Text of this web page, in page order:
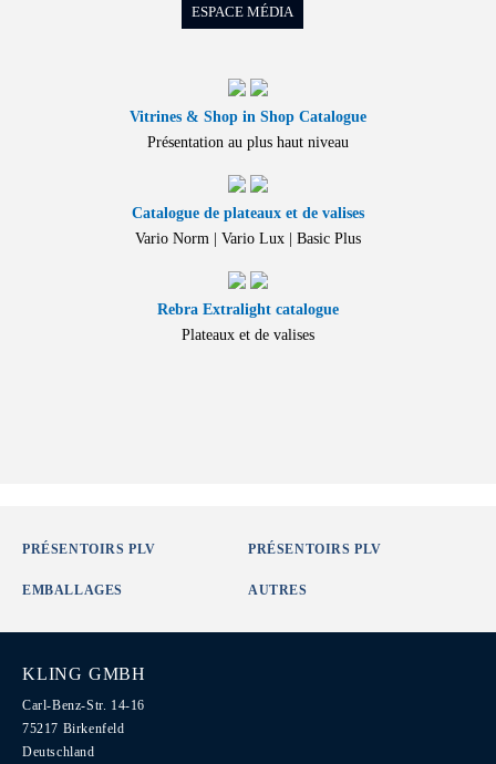
ESPACE MÉDIA
Vitrines & Shop in Shop Catalogue
Présentation au plus haut niveau
Catalogue de plateaux et de valises
Vario Norm | Vario Lux | Basic Plus
Rebra Extralight catalogue
Plateaux et de valises
PRÉSENTOIRS PLV PRÉSENTOIRS PLV
EMBALLAGES AUTRES
KLING GMBH
Carl-Benz-Str. 14-16
75217 Birkenfeld
Deutschland